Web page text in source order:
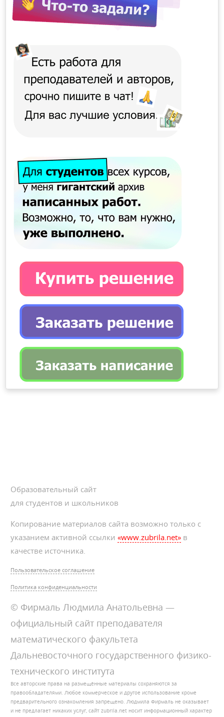
Образовательный сайт
для студентов и школьников
Копирование материалов сайта возможно только с
указанием активной ссылки«www.zubrila.net» в
качестве источника.
Пользовательское соглашение
Политика конфиденциальности
© Фирмаль Людмила Анатольевна —
официальный сайт преподавателя
математического факультета
Дальневосточного государственного физико-
технического института
Все авторские права на размещённые материалы сохраняются за
правообладателями. Любое коммерческое и другое использование кроме
предварительного ознакомления запрещено. Людмила Фирмаль не оказывает
и не предлагает никаких услуг, сайт zubrila.net носит информационный характер